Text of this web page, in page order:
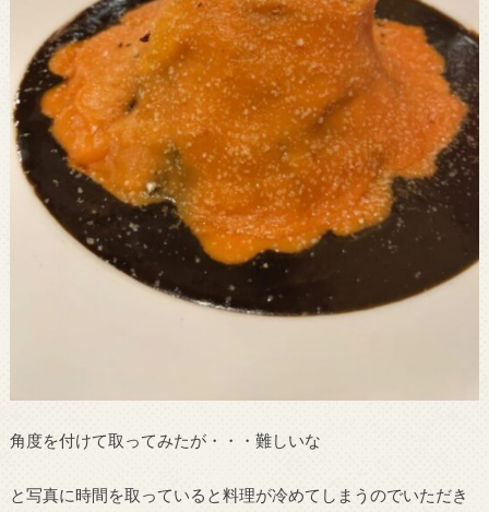
角度を付けて取ってみたが・・・難しいな
と写真に時間を取っていると料理が冷めてしまうのでいただき